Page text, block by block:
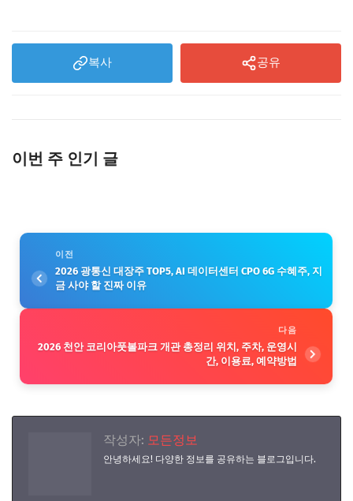
복사 공유
이번 주 인기 글
이전
2026 광통신 대장주 TOP5, AI 데이터센터 CPO 6G 수혜주, 지
금 사야 할 진짜 이유
다음
2026 천안 코리아풋볼파크 개관 총정리 위치, 주차, 운영시
간, 이용료, 예약방법
작성자: 모든정보
안녕하세요! 다양한 정보를 공유하는 블로그입니다.